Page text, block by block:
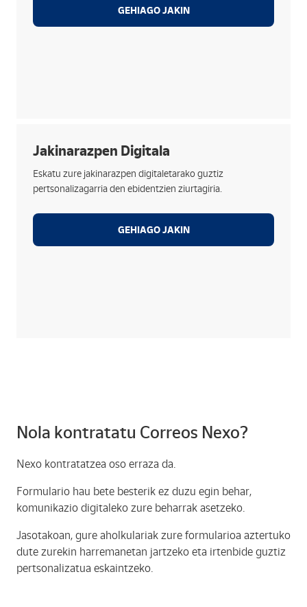
GEHIAGO JAKIN
Jakinarazpen Digitala
Eskatu zure jakinarazpen digitaletarako guztiz
pertsonalizagarria den ebidentzien ziurtagiria.
GEHIAGO JAKIN
Kautotzerik gabe.
Oinarrizko datu bat sartuta (NAN/IFK, telefonoa,
Nola kontratatu Correos Nexo?
Nexo kontratatzea oso erraza da.
Formulario hau bete besterik ez duzu egin behar,
komunikazio digitaleko zure beharrak asetzeko.
Jasotakoan, gure aholkulariak zure formularioa aztertuko
dute zurekin harremanetan jartzeko eta irtenbide guztiz
pertsonalizatua eskaintzeko.